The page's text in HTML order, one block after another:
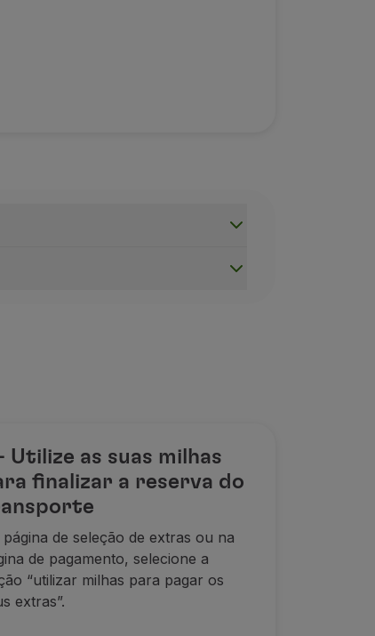
TAP Miles&Go ao efetuar a reserva de um
Discount);
500 milhas, para animais transportados no
Utilize as suas milhas
finalizar a reserva do
página de seleção de extras ou na
de pagamento, selecione a
“utilizar milhas para pagar os
extras”.